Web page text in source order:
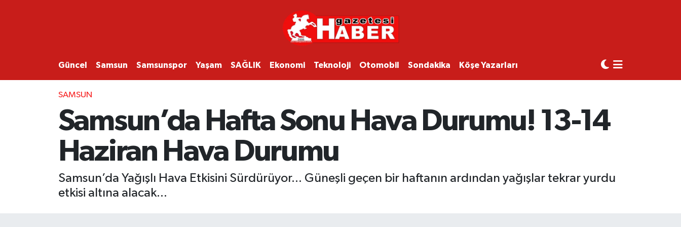
Güncel Samsun Samsunspor Yaşam SAĞLIK Ekonomi Teknoloji Otomobil Sondakika Köşe Yazarları
SAMSUN
Samsun’da Hafta Sonu Hava Durumu! 13-14
Haziran Hava Durumu
Samsun’da Yağışlı Hava Etkisini Sürdürüyor... Güneşli geçen bir haftanın ardından yağışlar tekrar yurdu
etkisi altına alacak...
SAMSUN
SAMSUNSPOR
EKONOMİ